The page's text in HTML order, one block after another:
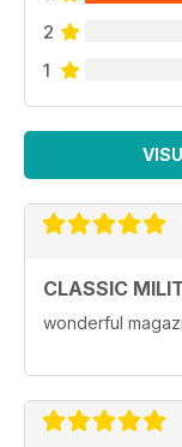
2
1
CLASSIC
wonderful